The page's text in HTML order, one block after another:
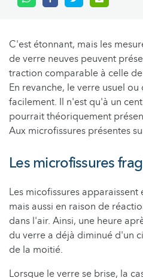
C'est étonnant, mais les
de verre neuves peuvent
traction comparable à celle
En revanche, le verre usuel
facilement. Il n'est qu'à un
pourrait théoriquement
Aux microfissures présentes
Les microfissures
Les micofissures
mais aussi en raison de
dans l'air. Ainsi, une heure
du verre a déjà diminué d'un
de la moitié.
Lorsque le verre se brise, la